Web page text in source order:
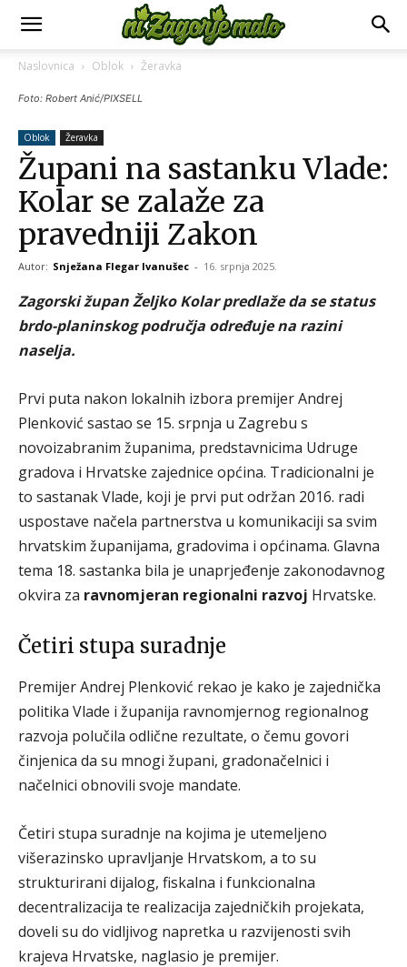
Naslovnica Oblok Žeravka
Foto: Robert Anić/PIXSELL
Oblok Žeravka
Župani na sastanku Vlade:
Kolar se zalaže za
pravedniji Zakon
Autor: Snježana Flegar Ivanušec - 16. srpnja 2025.
Zagorski župan Željko Kolar predlaže da se status
brdo-planinskog područja određuje na razini
naselja.
Prvi puta nakon lokalnih izbora premijer Andrej
Plenković sastao se 15. srpnja u Zagrebu s
novoizabranim županima, predstavnicima Udruge
gradova i Hrvatske zajednice općina. Tradicionalni je
to sastanak Vlade, koji je prvi put održan 2016. radi
uspostave načela partnerstva u komunikaciji sa svim
hrvatskim županijama, gradovima i općinama. Glavna
tema 18. sastanka bila je unaprjeđenje zakonodavnog
okvira za ravnomjeran regionalni razvoj Hrvatske.
Četiri stupa suradnje
Premijer Andrej Plenković rekao je kako je zajednička
politika Vlade i županija ravnomjernog regionalnog
razvoja polučila odlične rezultate, o čemu govori
činjenica da su mnogi župani, gradonačelnici i
načelnici obnovili svoje mandate.
Četiri stupa suradnje na kojima je utemeljeno
višerazinsko upravljanje Hrvatskom, a to su
strukturirani dijalog, fiskalna i funkcionalna
decentralizacija te realizacija zajedničkih projekata,
doveli su do vidljivog napretka u razvijenosti svih
krajeva Hrvatske, naglasio je premijer.